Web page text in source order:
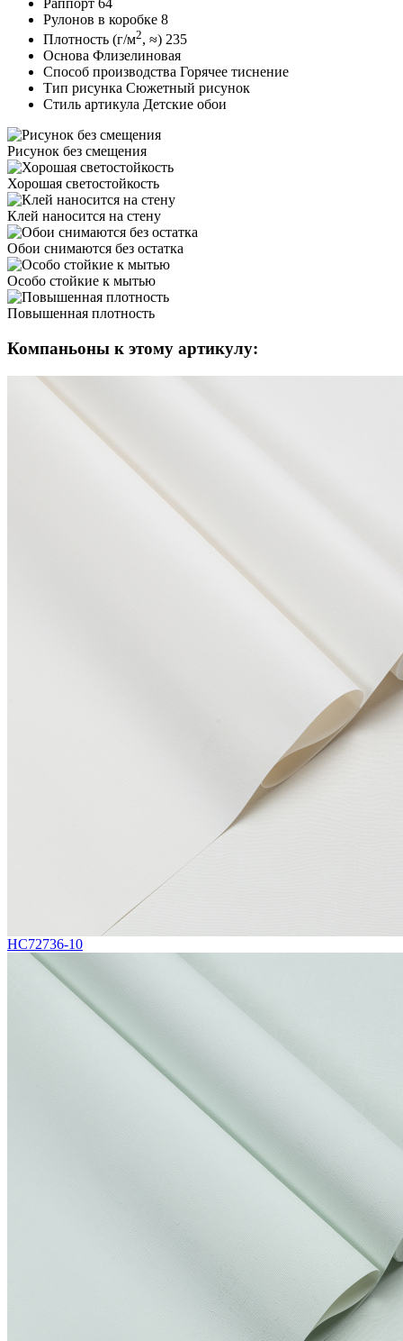
Раппорт 64
Рулонов в коробке 8
Плотность (г/м2, ≈) 235
Основа Флизелиновая
Способ производства Горячее тиснение
Тип рисунка Сюжетный рисунок
Стиль артикула Детские обои
Рисунок без смещения
Хорошая светостойкость
Клей наносится на стену
Обои снимаются без остатка
Особо стойкие к мытью
Повышенная плотность
Компаньоны к этому артикулу:
HC72736-10